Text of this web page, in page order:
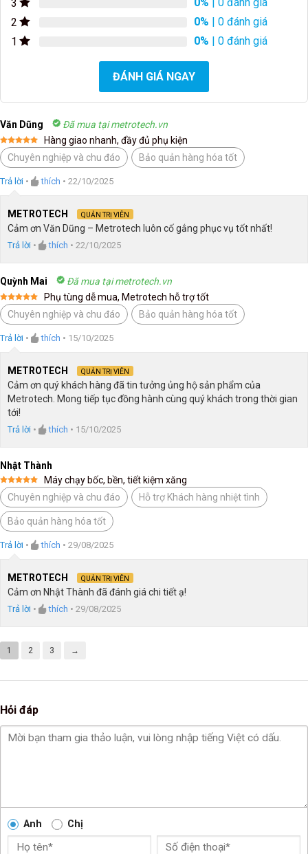
3
2
0% | 0 đánh giá
1
0% | 0 đánh giá
ĐÁNH GIÁ NGAY
Văn Dũng Đã mua tại metrotech.vn
Được xếp
hạng55
sao
Hàng giao nhanh, đầy đủ phụ kiện
Chuyên nghiệp và chu đáo
Bảo quản hàng hóa tốt
Trả lời • thích • 22/10/2025
METROTECH QUẢN TRỊ VIÊN
Cảm ơn Văn Dũng – Metrotech luôn cố gắng phục vụ tốt nhất!
Trả lời • thích • 22/10/2025
Quỳnh Mai Đã mua tại metrotech.vn
Được xếp
hạng55
sao
Phụ tùng dễ mua, Metrotech hỗ trợ tốt
Chuyên nghiệp và chu đáo
Bảo quản hàng hóa tốt
Trả lời • thích • 15/10/2025
METROTECH QUẢN TRỊ VIÊN
Cảm ơn quý khách hàng đã tin tưởng ủng hộ sản phẩm của
Metrotech. Mong tiếp tục đồng hành cùng quý khách trong thời gian
tới!
Trả lời • thích • 15/10/2025
Nhật Thành
Được xếp
hạng55
sao
Máy chạy bốc, bền, tiết kiệm xăng
Chuyên nghiệp và chu đáo
Hỗ trợ Khách hàng nhiệt tình
Bảo quản hàng hóa tốt
Trả lời • thích • 29/08/2025
METROTECH QUẢN TRỊ VIÊN
Cảm ơn Nhật Thành đã đánh giá chi tiết ạ!
Trả lời • thích • 29/08/2025
1 2 3 →
Hỏi đáp
Anh Chị